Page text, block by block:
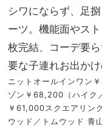
シワにならず、足
ーツ。機能面やス
枚完結、コーデ要
要な子連れお出か
ニットオールインワン
ゾン￥68,200（ハイク
￥61,000スクエアリン
ウッド／トムウッド 青